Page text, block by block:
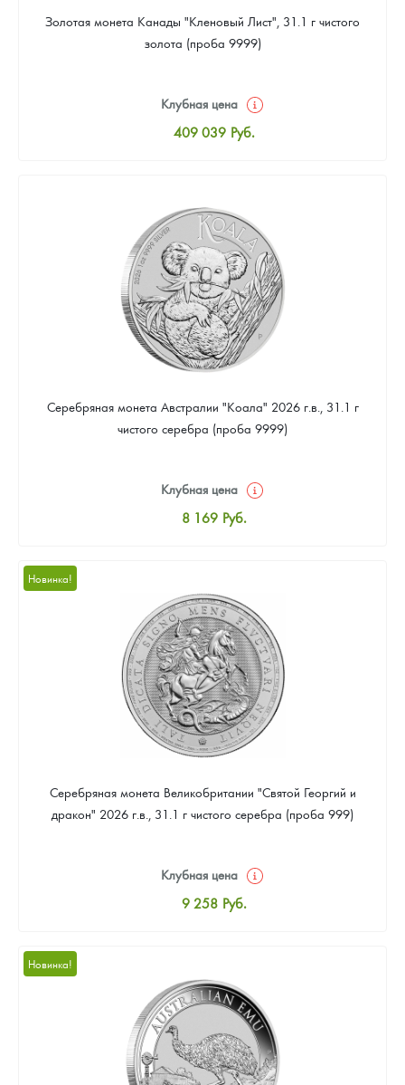
Золотая монета Канады "Кленовый Лист", 31.1 г чистого
золота (проба 9999)
Клубная цена
409 039 Руб.
Цена выкупа
384 869 Руб.
Серебряная монета Австралии "Коала" 2026 г.в., 31.1 г
чистого серебра (проба 9999)
Клубная цена
8 169 Руб.
Цена выкупа
Звоните
Новинка!
Серебряная монета Великобритании "Святой Георгий и
дракон" 2026 г.в., 31.1 г чистого серебра (проба 999)
Клубная цена
9 258 Руб.
Цена выкупа
Звоните
Новинка!